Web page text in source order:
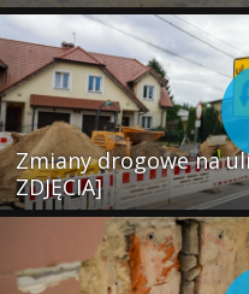
Zmiany drogowe na
ZDJĘCIA]